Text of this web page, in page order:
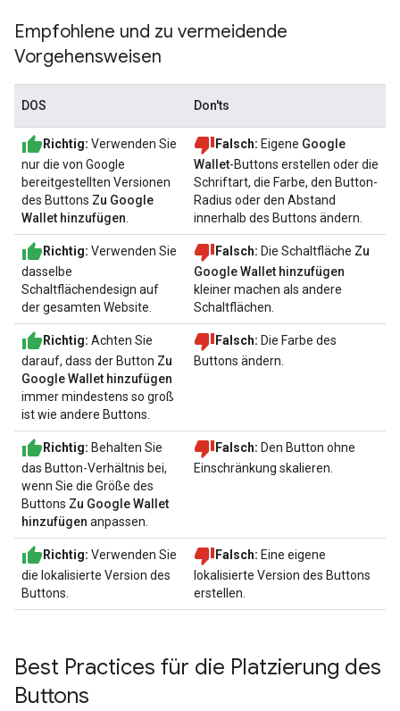
Empfohlene und zu vermeidende
Vorgehensweisen
DOS Don'ts
Richtig: Verwenden Sie
nur die von Google
bereitgestellten Versionen
des Buttons Zu Google
Wallet hinzufügen
Falsch: Eigene Google
Wallet-Buttons erstellen oder die
Schriftart, die Farbe, den Button-
Radius oder den Abstand
innerhalb des Buttons ändern.
Richtig: Verwenden Sie
dasselbe
Schaltflächendesign auf
der gesamten Website.
Falsch: Die Schaltfläche Zu
Google Wallet hinzufügen
kleiner machen als andere
Schaltflächen.
Richtig: Achten Sie
darauf, dass der Button Zu
Google Wallet hinzufügen
immer mindestens so groß
ist wie andere Buttons.
Falsch: Die Farbe des
Buttons ändern.
Richtig: Behalten Sie
das Button-Verhältnis bei,
wenn Sie die Größe des
Buttons Zu Google Wallet
hinzufügen anpassen.
Falsch: Den Button ohne
Einschränkung skalieren.
Richtig: Verwenden Sie
die lokalisierte Version des
Buttons.
Falsch: Eine eigene
lokalisierte Version des Buttons
erstellen.
Best Practices für die Platzierung des
Buttons